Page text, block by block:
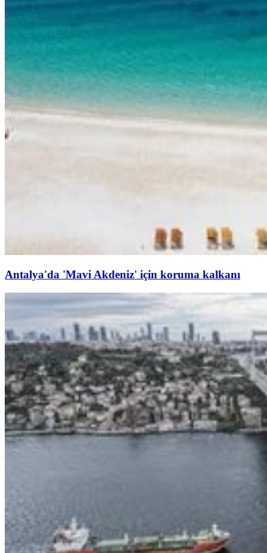
Antalya'da 'Mavi Akdeniz' için koruma kalkanı